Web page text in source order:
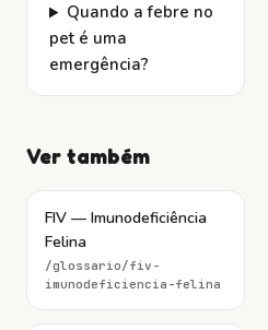
Quando a febre no
pet é uma
emergência?
Ver também
FIV — Imunodeficiência
Felina
/glossario/fiv-
imunodeficiencia-felina